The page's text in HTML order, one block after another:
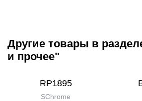
Другие товары в
и прочее"
RP1895
SChrome